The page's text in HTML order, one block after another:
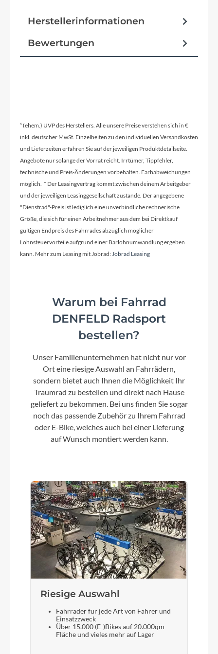
Bosch Gen.4 / T-2940
SKS A69R 69mm black matt
Pedale
Trekking-Pedal VP-616 anti-slip
Ständer
Vorbau
KTM adjust. 0-60° ICR
Trapez
Modelljahr
Sattelklemme
KTM Line JD-SC99 - 34,9mm
Griffe
Ergon GP1 SD
Bosch Standard Charger 4A Smart System
Schaltwerk
Herstellerinformationen
Bewertungen
¹ (ehem.) UVP des Herstellers. Alle unsere Preise verstehen sich in €
inkl. deutscher MwSt. Einzelheiten zu den individuellen Versandkosten
und Lieferzeiten erfahren Sie auf der jeweiligen Produktdetailseite.
Angebote nur solange der Vorrat reicht. Irrtümer, Tippfehler,
technische und Preis-Änderungen vorbehalten. Farbabweichungen
möglich. * Der Leasingvertrag kommt zwischen deinem Arbeitgeber
und der jeweiligen Leasinggesellschaft zustande. Der angegebene
"Dienstrad"-Preis ist lediglich eine unverbindliche rechnerische
Größe, die sich für einen Arbeitnehmer aus dem bei Direktkauf
gültigen Endpreis des Fahrrades abzüglich möglicher
Lohnsteuervorteile aufgrund einer Barlohnumwandlung ergeben
kann. Mehr zum Leasing mit Jobrad:Jobrad Leasing
Warum bei Fahrrad
DENFELD Radsport
bestellen?
Unser Familienunternehmen hat nicht nur vor
Ort eine riesige Auswahl an Fahrrädern,
sondern bietet auch Ihnen die Möglichkeit Ihr
Traumrad zu bestellen und direkt nach Hause
geliefert zu bekommen. Bei uns finden Sie sogar
noch das passende Zubehör zu Ihrem Fahrrad
oder E-Bike, welches auch bei einer Lieferung
auf Wunsch montiert werden kann.
Riesige Auswahl
Fahrräder für jede Art von Fahrer und
Einsatzzweck
Über 15.000 (E-)Bikes auf 20.000qm
Fläche und vieles mehr auf Lager